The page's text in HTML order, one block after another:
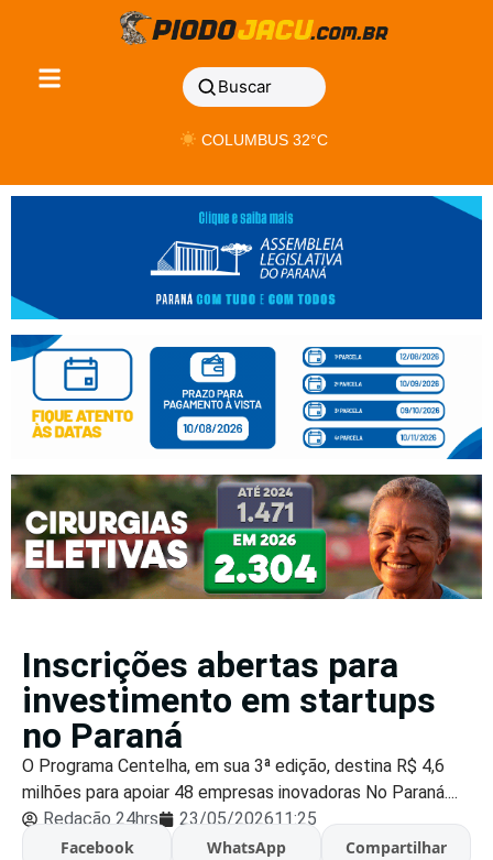
Buscar
COLUMBUS 32°C
Inscrições abertas para
investimento em startups
no Paraná
O Programa Centelha, em sua 3ª edição, destina R$ 4,6
milhões para apoiar 48 empresas inovadoras No Paraná....
Redação 24hrs
23/05/202611:25
Facebook
WhatsApp Compartilhar